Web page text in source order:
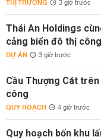
THỊ TRƯỜNG 3 giờ trước
Thái An Holdings
cảng biển đô thị
DỰ ÁN 3 giờ trước
Cầu Thượng Cát
công
QUY HOẠCH 4 giờ trước
Quy hoạch bốn khu